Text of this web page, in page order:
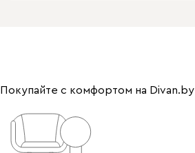
Покупайте с комфортом на Divan.by